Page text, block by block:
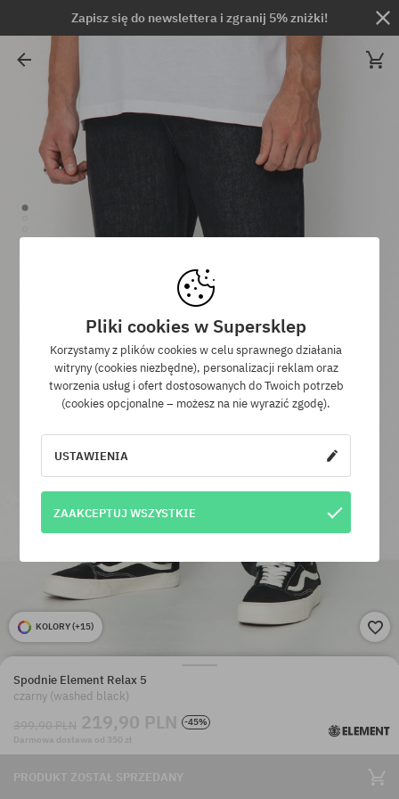
Zapisz się do newslettera i zgranij 5% zniżki!
KOLORY (+15)
Spodnie Element Relax 5
czarny (washed black)
399,90 PLN 219,90 PLN
-45%
Darmowa dostawa od 350 zł
PRODUKT ZOSTAŁ SPRZEDANY
Pliki cookies w Supersklep
Korzystamy z plików cookies w celu sprawnego działania
witryny (cookies niezbędne), personalizacji reklam oraz
tworzenia usług i ofert dostosowanych do Twoich potrzeb
(cookies opcjonalne – możesz na nie wyrazić zgodę).
USTAWIENIA
ZAAKCEPTUJ WSZYSTKIE